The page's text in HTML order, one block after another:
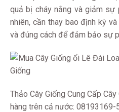
quả bị cháy nắng và giảm sự
nhiên, cần thay bao định kỳ
và đúng cách để đảm bảo sự
Thảo Cây Giống Cung Cấp
hàng trên cả nước: 08193169-